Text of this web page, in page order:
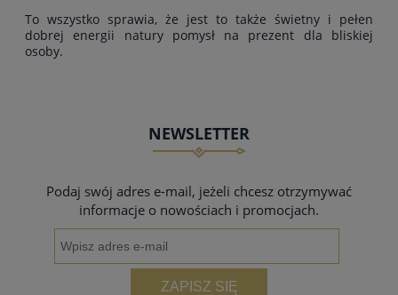
To wszystko sprawia, że jest to także świetny i pełen
dobrej energii natury pomysł na prezent dla bliskiej
osoby.
NEWSLETTER
Podaj swój adres e-mail, jeżeli chcesz otrzymywać
informacje o nowościach i promocjach.
ZAPISZ SIĘ